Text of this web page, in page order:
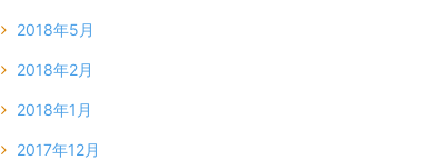
2018年5月
2018年2月
2018年1月
2017年12月